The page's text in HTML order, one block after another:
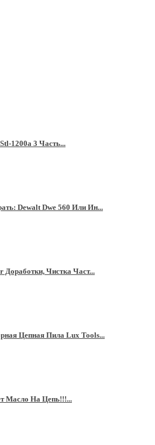
1200a 3 Часть...
Dewalt Dwe 560 Или Ин...
Доработки, Чистка Част...
Цепная Пила Lux Tools...
Масло На Цепь!!!...